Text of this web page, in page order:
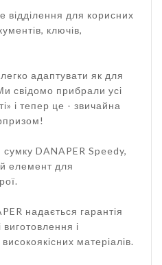
відділення для корисних
ключів,
адаптувати як для
свідомо прибрали усі
і тепер це - звичайна
DANAPER Speedy,
елемент для
надається гарантія
виготовлення і
матеріалів.